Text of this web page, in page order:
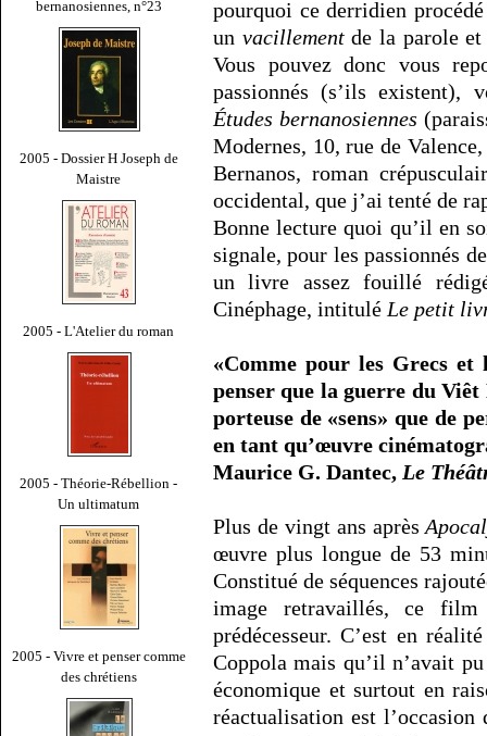
bernanosiennes, n°23
2005 - Dossier H Joseph de
Maistre
2005 - L'Atelier du roman
2005 - Théorie-Rébellion -
Un ultimatum
2005 - Vivre et penser comme
des chrétiens
pourquoi ce derridien
un vacillementde la parole et
Vous pouvez donc vous
passionnés (s’ils existent),
Études bernanosiennes
Modernes, 10, rue de
Bernanos, roman
occidental, que j’ai tenté de
Bonne lecture quoi qu’il en
signale, pour les passionnés
un livre assez fouillé
Cinéphage, intitulé Le petit
«Comme pour les Grecs
penser que la guerre du
porteuse de «sens» que de
en tant qu’œuvre
Maurice G. Dantec, Le
Plus de vingt ans après
œuvre plus longue de 53
Constitué de séquences
image retravaillés, ce
prédécesseur. C’est en
Coppola mais qu’il n’avait
économique et surtout en
réactualisation est